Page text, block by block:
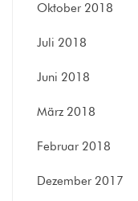
Oktober 2018
Juli 2018
Juni 2018
März 2018
Februar 2018
Dezember 2017